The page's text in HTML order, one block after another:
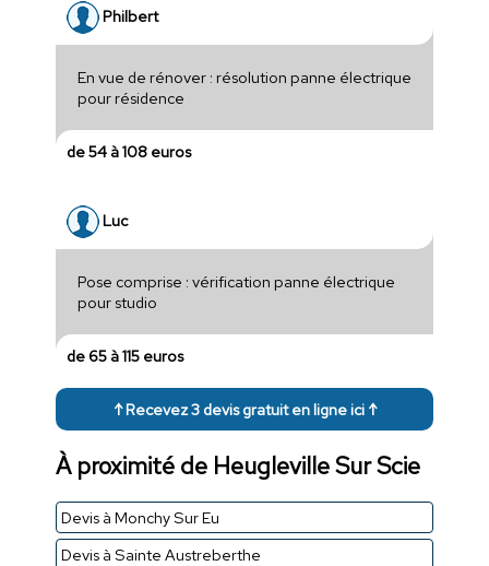
Philbert
En vue de rénover : résolution panne électrique
pour résidence
de 54 à 108 euros
Luc
Pose comprise : vérification panne électrique
pour studio
de 65 à 115 euros
↑ Recevez 3 devis gratuit en ligne ici ↑
À proximité de Heugleville Sur Scie
Devis à Monchy Sur Eu
Devis à Sainte Austreberthe